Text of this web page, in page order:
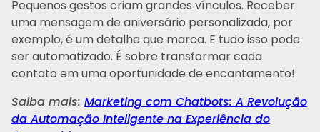
Pequenos gestos criam grandes vínculos. Receber
uma mensagem de aniversário personalizada, por
exemplo, é um detalhe que marca. E tudo isso pode
ser automatizado. É sobre transformar cada
contato em uma oportunidade de encantamento!
Saiba mais: Marketing com Chatbots: A Revolução
da Automação Inteligente na Experiência do